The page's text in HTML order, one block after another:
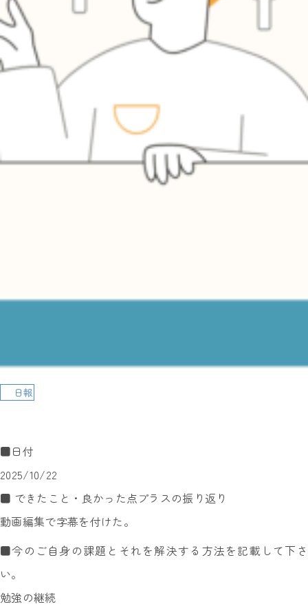
日報
■日付
2025/10/22
■ できたこと・良かった点プラスの振り返り
動画編集で字幕を付けた。
■今のご自身の課題とそれを解決する方法を記載して下さ
い。
勉強の継続